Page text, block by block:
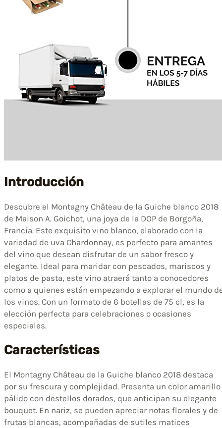
Introducción
Descubre el Montagny Château de la Guiche blanco 2018
de Maison A. Goichot, una joya de la DOP de Borgoña,
Francia. Este exquisito vino blanco, elaborado con la
variedad de uva Chardonnay, es perfecto para amantes
del vino que desean disfrutar de un sabor fresco y
elegante. Ideal para maridar con pescados, mariscos y
platos de pasta, este vino atraerá tanto a conocedores
como a quienes están empezando a explorar el mundo
los vinos. Con un formato de 6 botellas de 75 cl, es la
elección perfecta para celebraciones o ocasiones
especiales.
Características
El Montagny Château de la Guiche blanco 2018 destaca
por su frescura y complejidad. Presenta un color amarillo
pálido con destellos dorados, que anticipan su elegante
bouquet. En nariz, se pueden apreciar notas florales y de
frutas blancas, acompañadas de sutiles matices